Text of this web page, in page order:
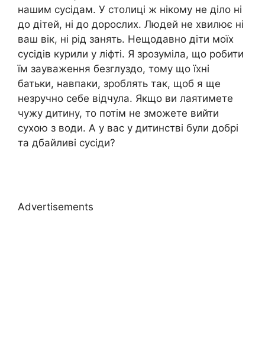
нашим сусідам. У столиці ж нікому не діло ні
до дітей, ні до дорослих. Людей не хвилює ні
ваш вік, ні рід занять. Нещодавно діти моїх
сусідів курили у ліфті. Я зрозуміла, що робити
їм зауваження безглуздо, тому що їхні
батьки, навпаки, зроблять так, щоб я ще
незручно себе відчула. Якщо ви лаятимете
чужу дитину, то потім не зможете вийти
сухою з води. А у вас у дитинстві були добрі
та дбайливі сусіди?
Advertisements